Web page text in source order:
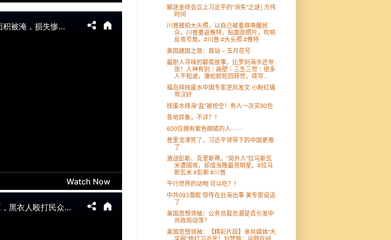
解迷金砖会议上习近平的“消失”之谜│方伟
时间
川普被拍大头照，以自己被羞辱唤醒民
众。川普重返推特，贴面部照片，吹响
反攻号角。#川普 #大头照 #推特
美国建国之旅：首站 – 五月花号
最耐人寻味的聊斋故事，比罗刹海市还夸
张！人神有别｜画壁｜三生三世｜很多
人不知道，蒲松龄轮回转世，续写...
福岛排核废水中国专家逆风发文 小粉红痛
骂汉奸
核废水排海“盐”被抢空！有人一次买90包
各地异象，不详？！
600位拥有紫色眼睛的人⋯⋯
普里戈津死了，习近平领导下的中国更难
了
激战彭斯、克里斯蒂，“局外人”拉马斯瓦
米遭围攻，却成当晚最亮明星。#拉马
斯瓦米 #彭斯 #川普
平行世界的动物 可以吃？！
中共093潜舰 惊传在台海出事 美专家说话
了
美国思想领袖：公务员裁员潮是否引发中
共政局动荡？
美国思想领袖：【精彩片段】亲共媒体“大